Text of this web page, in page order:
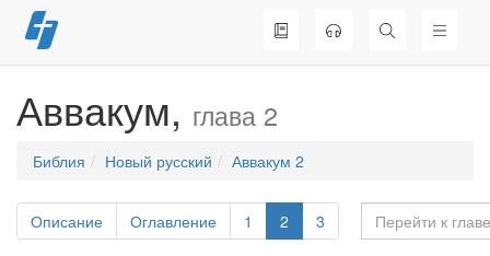
Перейти
к
Аввакум, глава 2
Библия Новый русский Аввакум 2
Описание Оглавление 1 2 3